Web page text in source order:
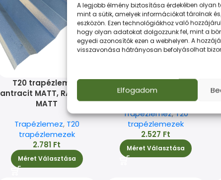
A legjobb élmény biztosítása érdekében olyan
mint a sütik, amelyek információkat tárolnak
eszközön. Ezen technológiákhoz való
hogy olyan adatokat dolgozzunk fel, mint a
egyedi azonosítók ezen a webhelyen. A
visszavonása hátrányosan befolyásolhat
Elfogadom
T20 trapézlemez,
antracit MATT, RAL 7016
MATT
Trapézlemez, T20
trapézlemezek
2.781 Ft
Méret Választása
antracit, RAL 7016
Trapézlemez,T20
trapézlemezek
2.527 Ft
Méret Választása